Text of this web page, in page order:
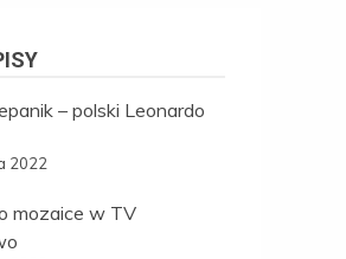
– polski Leonardo
2022
mozaice w TV